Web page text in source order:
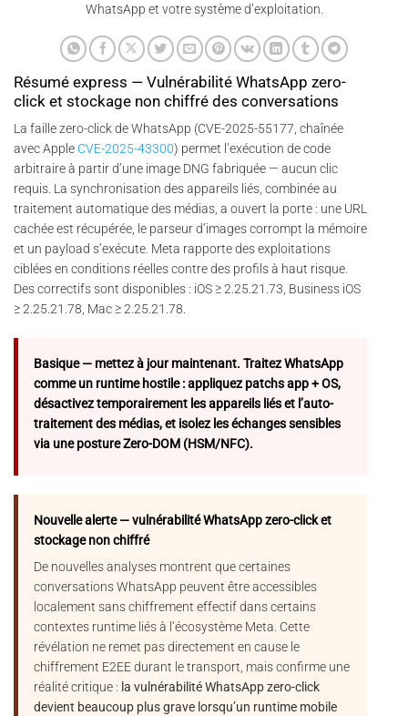
WhatsApp et votre système d’exploitation.
Résumé express — Vulnérabilité WhatsApp zero-
click et stockage non chiffré des conversations
La faille zero-click de WhatsApp (CVE-2025-55177, chaînée
avec Apple CVE-2025-43300) permet l’exécution de code
arbitraire à partir d’une image DNG fabriquée — aucun clic
requis. La synchronisation des appareils liés, combinée au
traitement automatique des médias, a ouvert la porte : une URL
cachée est récupérée, le parseur d’images corrompt la mémoire
et un payload s’exécute. Meta rapporte des exploitations
ciblées en conditions réelles contre des profils à haut risque.
Des correctifs sont disponibles : iOS ≥ 2.25.21.73, Business iOS
≥ 2.25.21.78, Mac ≥ 2.25.21.78.
Basique — mettez à jour maintenant. Traitez WhatsApp
comme un runtime hostile : appliquez patchs app + OS,
désactivez temporairement les appareils liés et l’auto-
traitement des médias, et isolez les échanges sensibles
via une posture Zero-DOM (HSM/NFC).
Nouvelle alerte — vulnérabilité WhatsApp zero-click et
stockage non chiffré
De nouvelles analyses montrent que certaines
conversations WhatsApp peuvent être accessibles
localement sans chiffrement effectif dans certains
contextes runtime liés à l’écosystème Meta. Cette
révélation ne remet pas directement en cause le
chiffrement E2EE durant le transport, mais confirme une
réalité critique : la vulnérabilité WhatsApp zero-click
devient beaucoup plus grave lorsqu’un runtime mobile